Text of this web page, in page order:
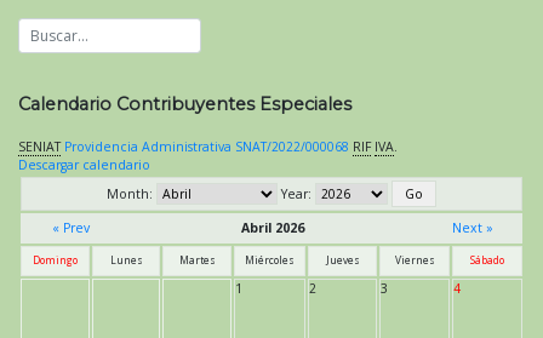
Calendario Contribuyentes Especiales
SENIAT Providencia Administrativa SNAT/2022/000068 RIF IVA
Descargar calendario
Month:
Year:
« Prev
Abril 2026 Next »
Domingo Lunes Martes Miércoles Jueves Viernes Sábado
1 2 3 4